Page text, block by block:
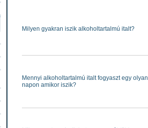
Milyen gyakran iszik alkoholtartalmú italt?
Mennyi alkoholtartalmú italt fogyaszt egy olyan
napon amikor iszik?